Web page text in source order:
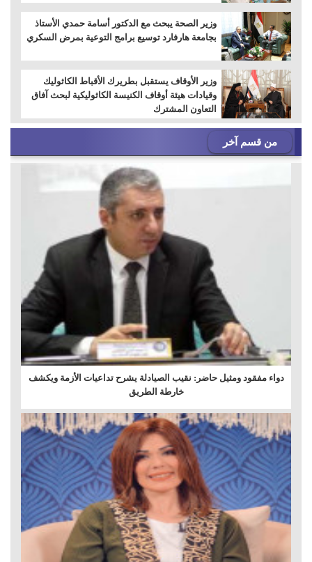
وزير الصحة يبحث مع الدكتور أسامة حمدي الأستاذ
بجامعة هارفارد توسيع برامج التوعية بمرض السكري
وزير الأوقاف يستقبل بطريرك الأقباط الكاثوليك
وقيادات هيئة أوقاف الكنيسة الكاثوليكية لبحث آفاق
التعاون المشترك
من قسم آخر
دواء مفقود ومثيل حاضر: نقيب الصيادلة يشرح تداعيات الأزمة ويكشف
خارطة الطريق